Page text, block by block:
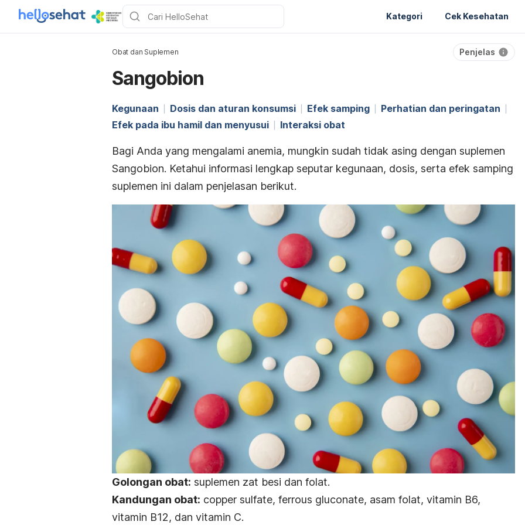
Kategori Cek Kesehatan
Obat dan Suplemen Penjelas
Sangobion
Kegunaan Dosis dan aturan konsumsi Efek samping
Perhatian dan peringatan
Efek pada ibu hamil dan menyusui
Interaksi obat
Bagi Anda yang mengalami anemia, mungkin sudah tidak asing dengan suplemen
Sangobion. Ketahui informasi lengkap seputar kegunaan, dosis, serta efek samping
suplemen ini dalam penjelasan berikut.
Golongan obat: suplemen zat besi dan folat.
Kandungan obat: copper sulfate, ferrous gluconate, asam folat, vitamin B6,
vitamin B12, dan vitamin C.